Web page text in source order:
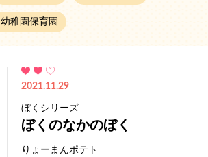
幼稚園保育園
2021.11.29
ぼくシリーズ
ぼくのなかのぼく
りょーまんポテト